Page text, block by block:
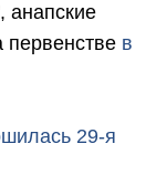
анапские
первенстве в
29-я